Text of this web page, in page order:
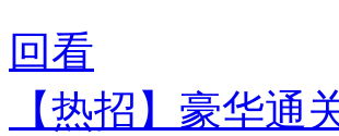
回看
【热招】豪华通